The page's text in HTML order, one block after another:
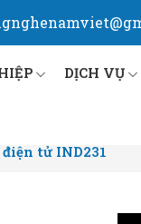
DỊCH VỤ
điện tử IND231